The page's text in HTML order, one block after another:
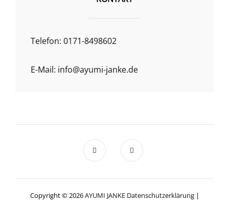
Telefon: 0171-8498602
E-Mail: info@ayumi-janke.de
Copyright © 2026AYUMI JANKE Datenschutzerklärung|